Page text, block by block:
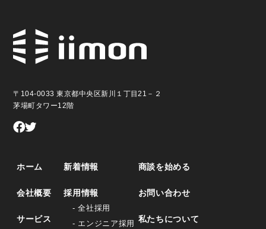
〒104-0033 東京都中央区新川１丁目21－２
茅場町タワー12階
ホーム
会社概要
サービス
新着情報
採用情報
- 全社採用
- エンジニア採用
商談を始める
お問い合わせ
私たちについて